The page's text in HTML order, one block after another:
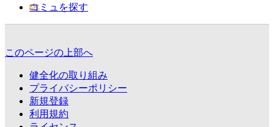
コミュを探す
このページの上部へ
健全化の取り組み
プライバシーポリシー
新規登録
利用規約